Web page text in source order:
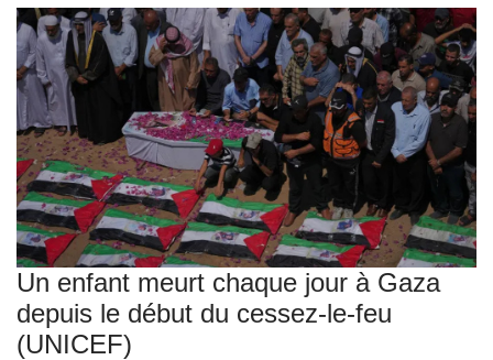
Un enfant meurt chaque jour à Gaza
depuis le début du cessez-le-feu
(UNICEF)